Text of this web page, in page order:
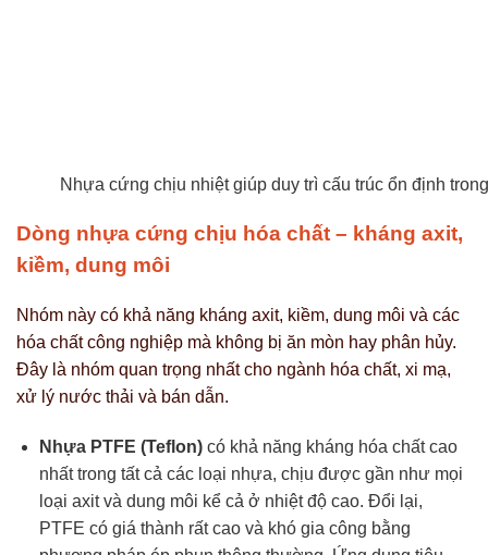
Nhựa cứng chịu nhiệt giúp duy trì cấu trúc ổn định
Dòng nhựa cứng chịu hóa chất – kháng axit,
kiềm, dung môi
Nhóm này có khả năng kháng axit, kiềm, dung môi và các
hóa chất công nghiệp mà không bị ăn mòn hay phân hủy.
Đây là nhóm quan trọng nhất cho ngành hóa chất, xi mạ,
xử lý nước thải và bán dẫn.
Nhựa PTFE (Teflon)có khả năng kháng hóa chất cao
nhất trong tất cả các loại nhựa, chịu được gần như mọi
loại axit và dung môi kể cả ở nhiệt độ cao. Đổi lại,
PTFE có giá thành rất cao và khó gia công bằng